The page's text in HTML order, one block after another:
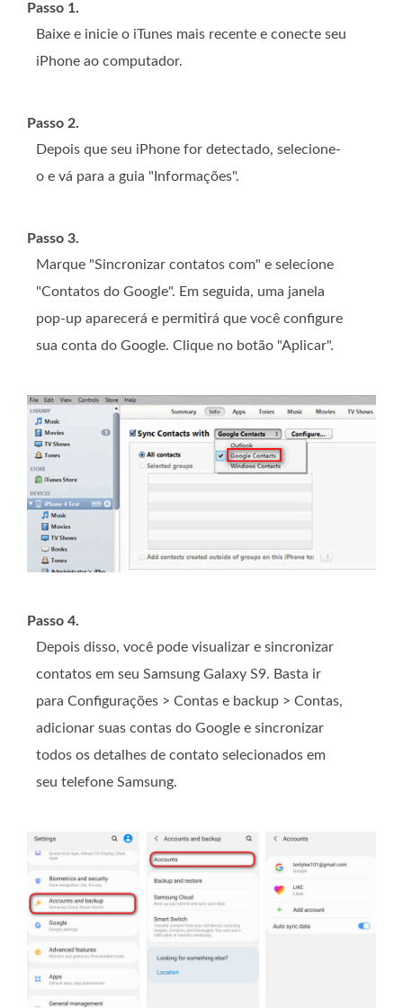
Passo 1.
Baixe e inicie o iTunes mais recente e conecte seu
iPhone ao computador.
Passo 2.
Depois que seu iPhone for detectado, selecione-
o e vá para a guia "Informações".
Passo 3.
Marque "Sincronizar contatos com" e selecione
"Contatos do Google". Em seguida, uma janela
pop-up aparecerá e permitirá que você configure
sua conta do Google. Clique no botão "Aplicar".
Passo 4.
Depois disso, você pode visualizar e sincronizar
contatos em seu Samsung Galaxy S9. Basta ir
para Configurações > Contas e backup > Contas,
adicionar suas contas do Google e sincronizar
todos os detalhes de contato selecionados em
seu telefone Samsung.